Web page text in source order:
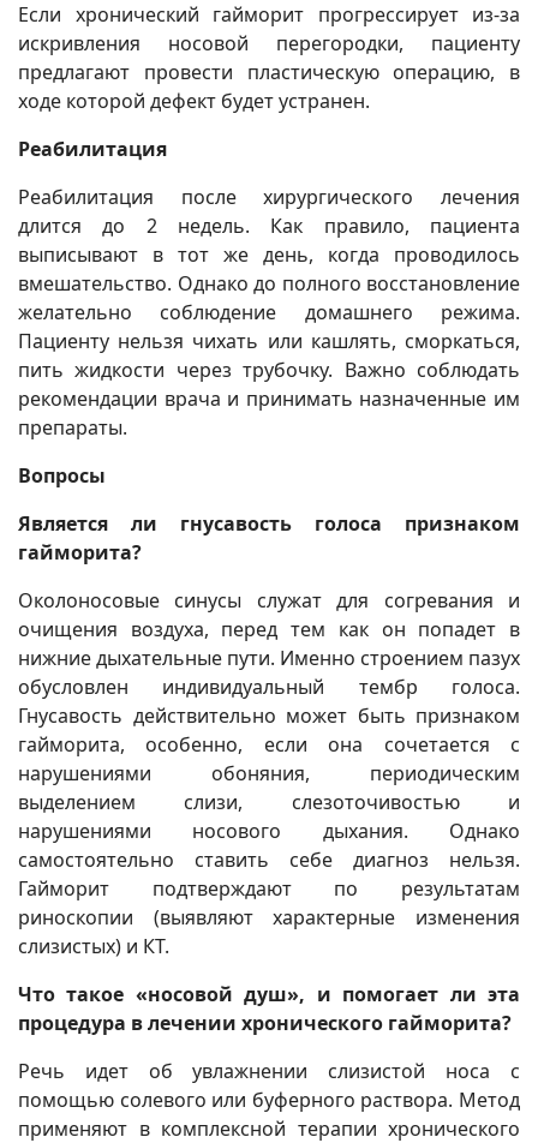
Если хронический гайморит прогрессирует из-за
искривления носовой перегородки, пациенту
предлагают провести пластическую операцию, в
ходе которой дефект будет устранен.
Реабилитация
Реабилитация после хирургического лечения
длится до 2 недель. Как правило, пациента
выписывают в тот же день, когда проводилось
вмешательство. Однако до полного восстановление
желательно соблюдение домашнего режима.
Пациенту нельзя чихать или кашлять, сморкаться,
пить жидкости через трубочку. Важно соблюдать
рекомендации врача и принимать назначенные им
препараты.
Вопросы
Является ли гнусавость голоса признаком
гайморита?
Околоносовые синусы служат для согревания и
очищения воздуха, перед тем как он попадет в
нижние дыхательные пути. Именно строением пазух
обусловлен индивидуальный тембр голоса.
Гнусавость действительно может быть признаком
гайморита, особенно, если она сочетается с
нарушениями обоняния, периодическим
выделением слизи, слезоточивостью и
нарушениями носового дыхания. Однако
самостоятельно ставить себе диагноз нельзя.
Гайморит подтверждают по результатам
риноскопии (выявляют характерные изменения
слизистых) и КТ.
Что такое «носовой душ», и помогает ли эта
процедура в лечении хронического гайморита?
Речь идет об увлажнении слизистой носа с
помощью солевого или буферного раствора. Метод
применяют в комплексной терапии хронического